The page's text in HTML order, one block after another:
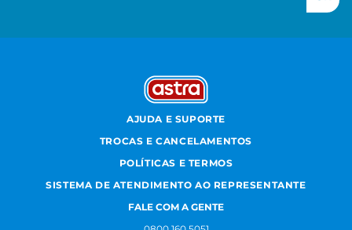
AJUDA E SUPORTE
TROCAS E CANCELAMENTOS
POLÍTICAS E TERMOS
SISTEMA DE ATENDIMENTO AO REPRESENTANTE
FALE COM A GENTE